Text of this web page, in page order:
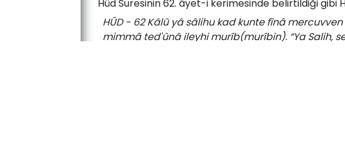
Hûd­ Su­re­si­nin­ 62.­ âyet-i­ ke­ri­me­sin­de­ be­lir­til­di­ği­ gi­bi­
HÛD - 62 Kâlû yâ sâlihu kad kunte fînâ
mimmâ ted'ûnâ ileyhi murîb(murîbin). “Ya Salih,